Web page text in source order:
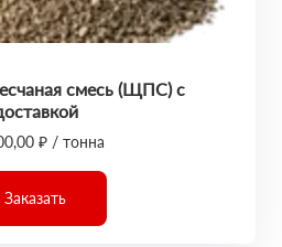
смесь (ЩПС) с
₽ / тонна
Заказать